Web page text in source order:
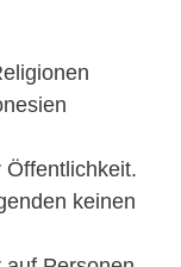
keinen